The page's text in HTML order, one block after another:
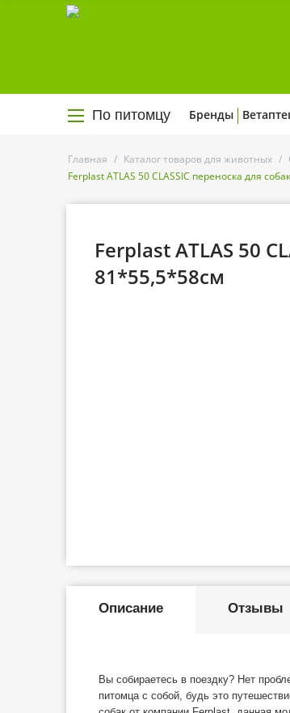
По питомцу Бренды
Главная / Каталог товаров для животных /
Ferplast ATLAS 50 CLASSIC переноска для
Ferplast ATLAS 50
81*55,5*58см
Описание Отзывы
Вы собираетесь в поездку? Нет
питомца с собой, будь это